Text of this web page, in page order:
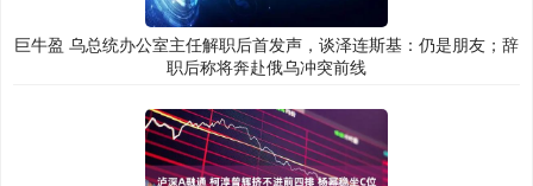
巨牛盈 乌总统办公室主任解职后首发声，谈泽连斯基：仍是朋友；辞
职后称将奔赴俄乌冲突前线